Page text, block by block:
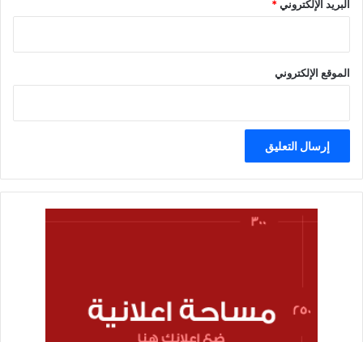
البريد الإلكتروني*
الموقع الإلكتروني